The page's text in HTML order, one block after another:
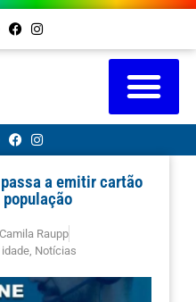
a emitir cartão
população
Camila Raupp
Notícias